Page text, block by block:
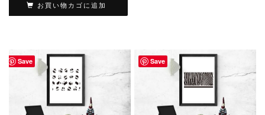
お買い物カゴに追加
Save Save